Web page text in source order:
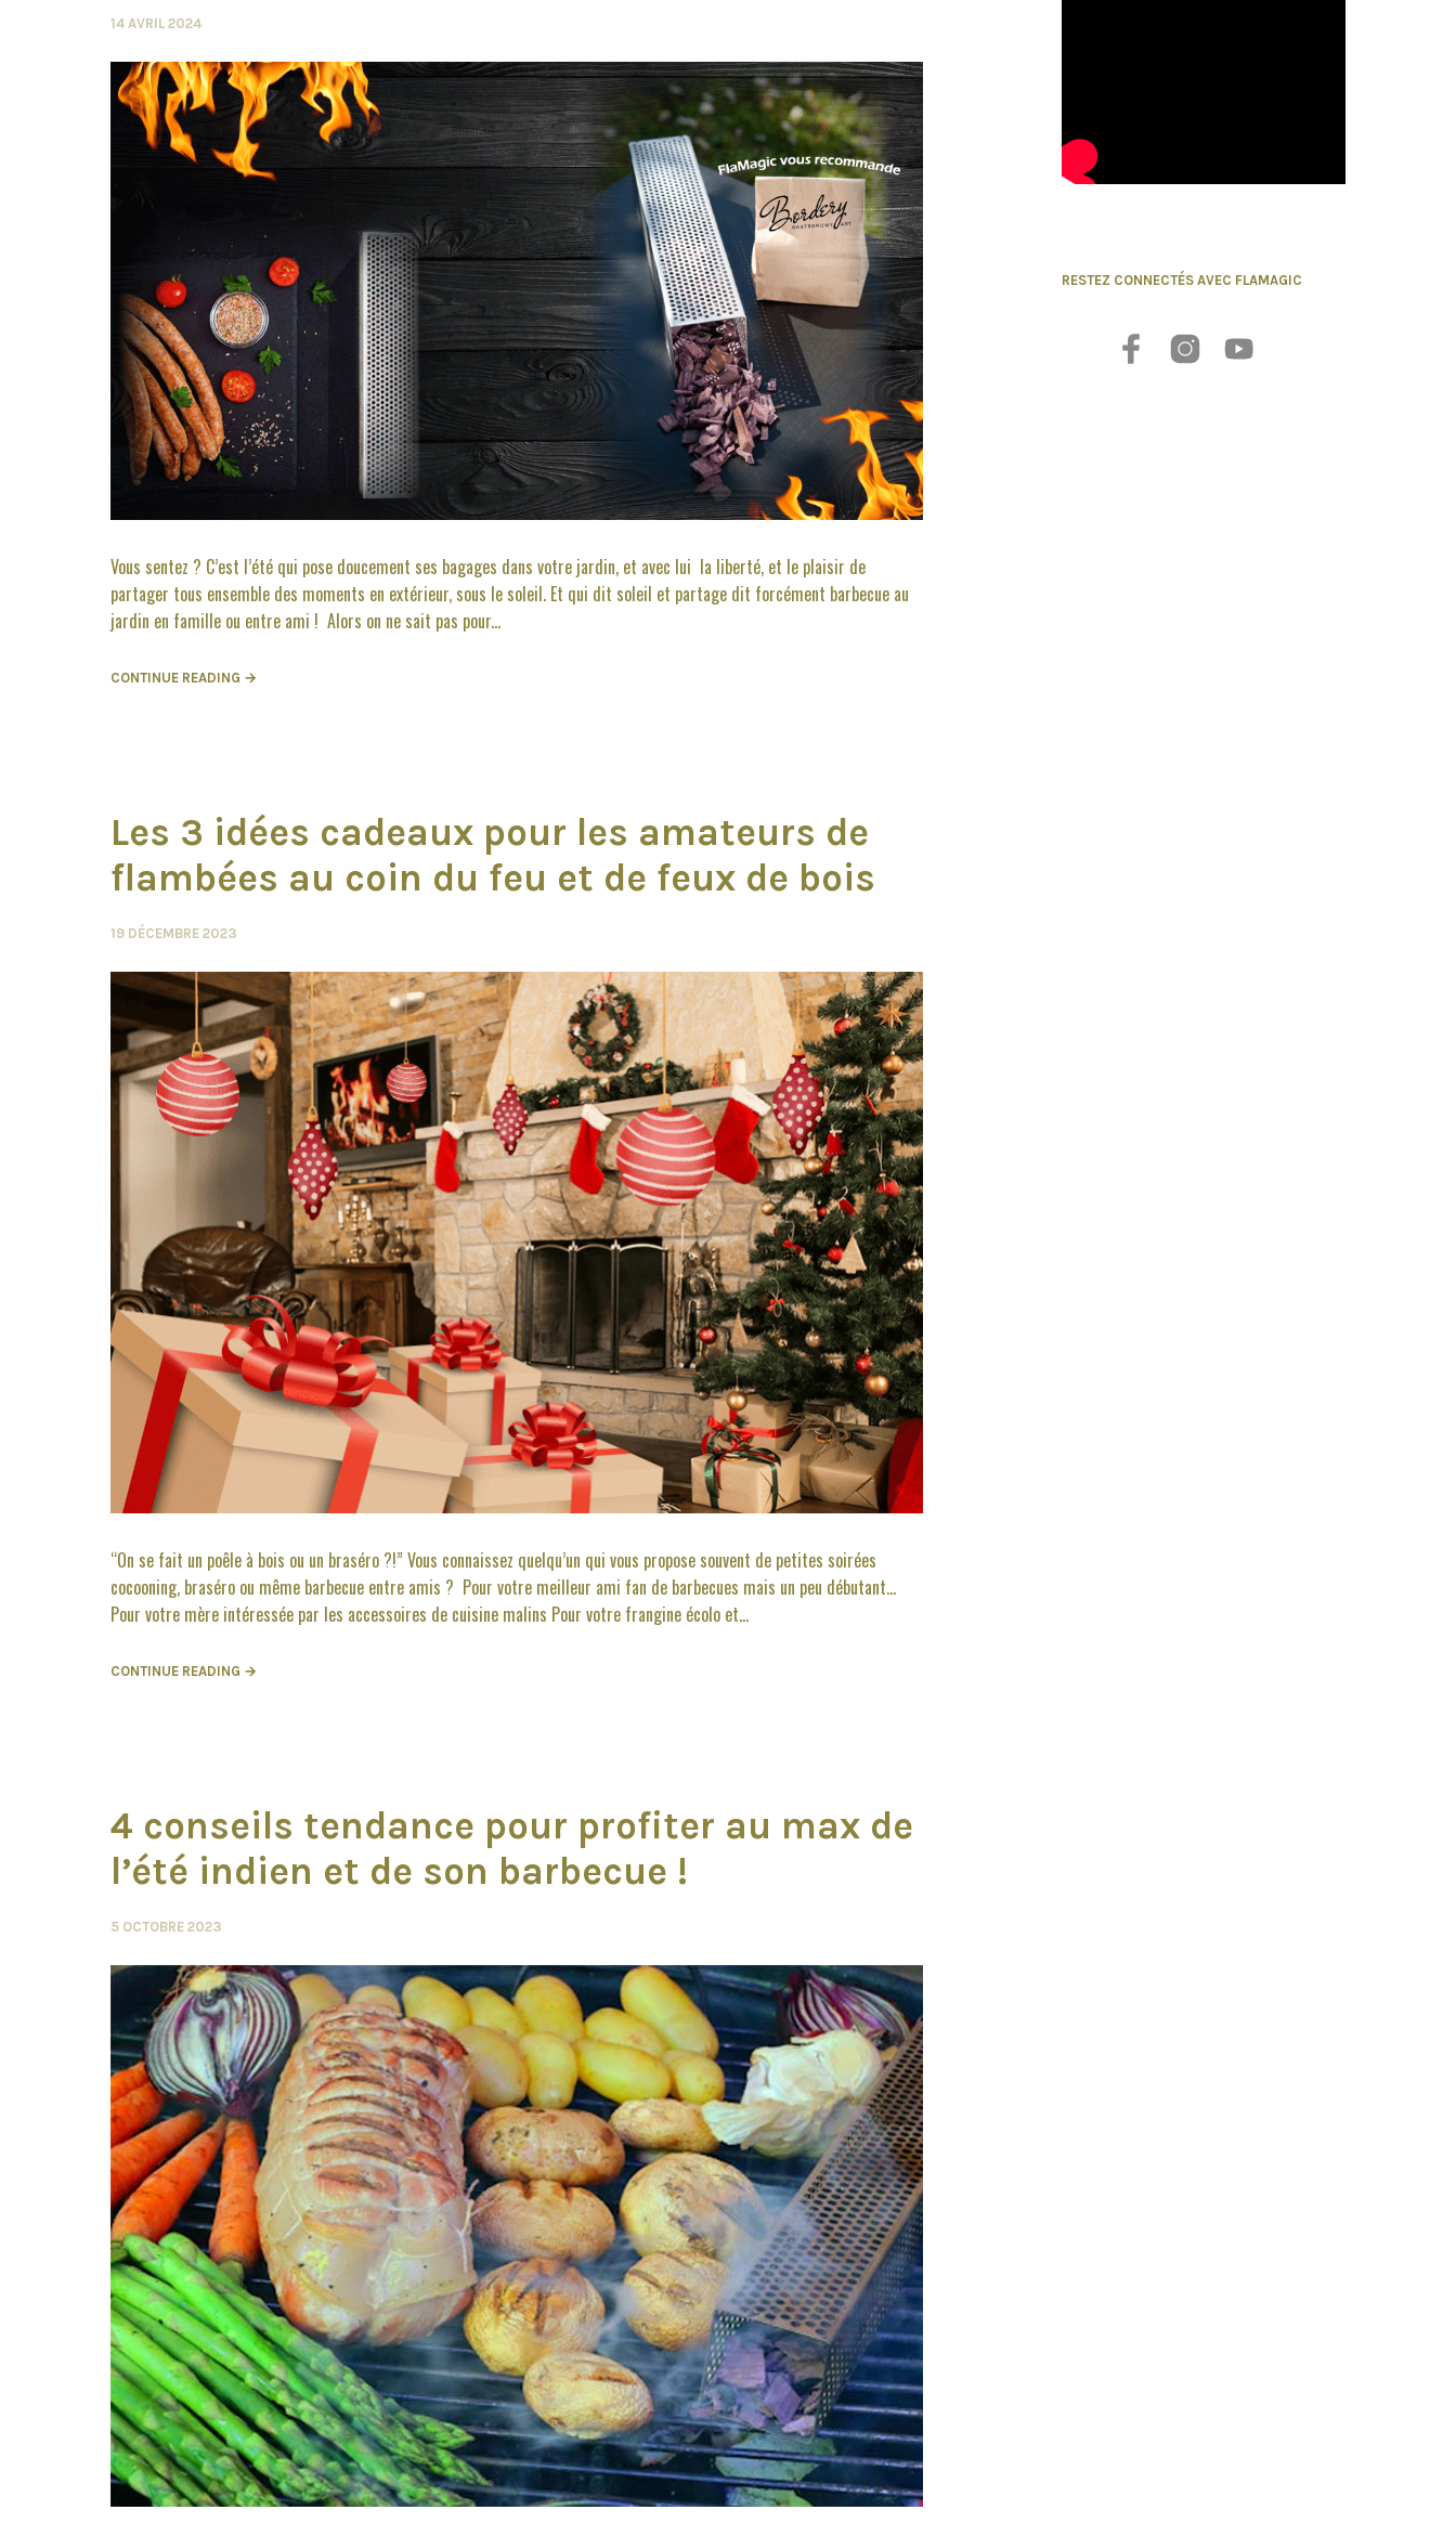
14 AVRIL 2024
Vous sentez ? C’est l’été qui pose doucement ses bagages dans votre jardin, et avec lui la liberté, et le plaisir de
partager tous ensemble des moments en extérieur, sous le soleil. Et qui dit soleil et partage dit forcément barbecue au
jardin en famille ou entre ami ! Alors on ne sait pas pour...
CONTINUE READING →
Les 3 idées cadeaux pour les amateurs de
flambées au coin du feu et de feux de bois
19 DÉCEMBRE 2023
“On se fait un poêle à bois ou un braséro ?!” Vous connaissez quelqu’un qui vous propose souvent de petites soirées
cocooning, braséro ou même barbecue entre amis ? Pour votre meilleur ami fan de barbecues mais un peu débutant...
Pour votre mère intéressée par les accessoires de cuisine malins Pour votre frangine écolo et...
CONTINUE READING →
4 conseils tendance pour profiter au max de
l’été indien et de son barbecue !
5 OCTOBRE 2023
RESTEZ CONNECTÉS AVEC FLAMAGIC